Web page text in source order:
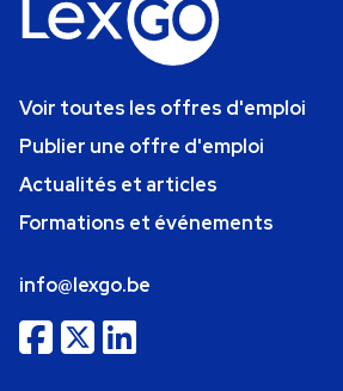
Voir toutes les offres d'emploi
Publier une offre d'emploi
Actualités et articles
Formations et événements
info@lexgo.be